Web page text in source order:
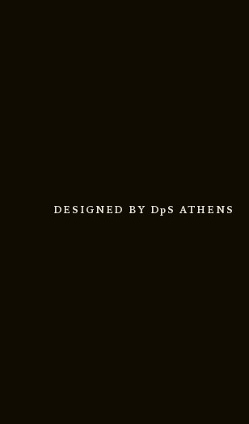
DESIGNED BY DpS ATHENS